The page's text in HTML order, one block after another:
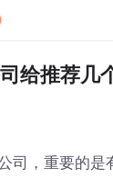
帖子详情
给推荐几
司，重要的是